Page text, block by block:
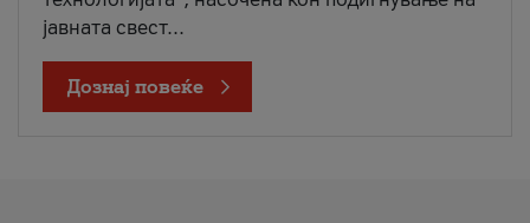
јавната свест...
Дознај повеќе